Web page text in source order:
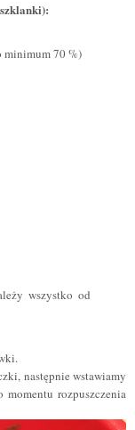
minimum 70 %)
wszystko od
następnie wstawiamy
momentu rozpuszczenia